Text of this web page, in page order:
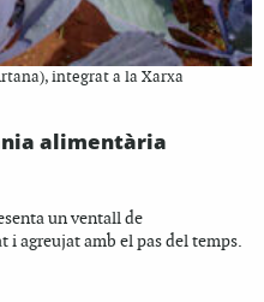
integrat a la Xarxa
alimentària
un ventall de
i agreujat amb el pas del temps.